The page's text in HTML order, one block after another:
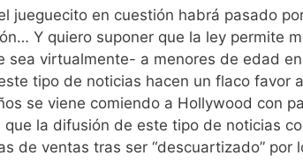
jueguecito en cuestión habrá pasado
Y quiero suponer que la ley permite
sea virtualmente- a menores de edad
tipo de noticias hacen un flaco favor
se viene comiendo a Hollywood con
que la difusión de este tipo de noticias
de ventas tras ser “descuartizado” por